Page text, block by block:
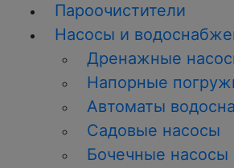
Пароочистители
Насосы и
Дренажные
Напорные
Автоматы
Садовые насосы
Бочечные насосы